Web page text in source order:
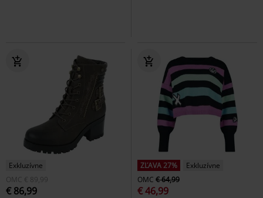
Exkluzívne
OMC € 89,99
€ 86,99
ZĽAVA 27%
Exkluzívne
OMC € 64,99
€ 46,99